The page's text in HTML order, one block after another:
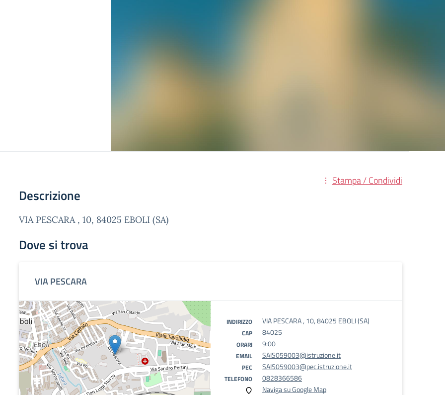
Stampa / Condividi
Descrizione
VIA PESCARA , 10, 84025 EBOLI (SA)
Dove si trova
VIA PESCARA
INDIRIZZO VIA PESCARA , 10, 84025 EBOLI (SA)
CAP 84025
ORARI 9:00
EMAIL SAIS059003@istruzione.it
PEC SAIS059003@pec.istruzione.it
TELEFONO
0828366586
Naviga su Google Map